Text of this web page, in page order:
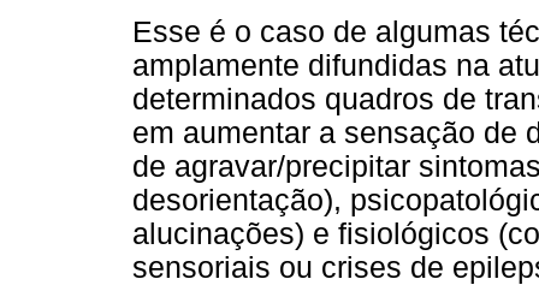
Esse é o caso de algumas
amplamente difundidas na
determinados quadros de
em aumentar a sensação de
de agravar/precipitar
desorientação),
alucinações) e fisiológicos
sensoriais ou crises de